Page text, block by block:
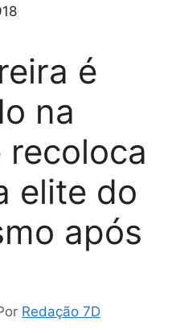
é
na
recoloca
elite do
após
Redação 7D